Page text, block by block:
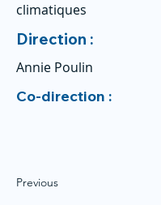
climatiques
Direction :
Annie Poulin
Co-direction :
Previous